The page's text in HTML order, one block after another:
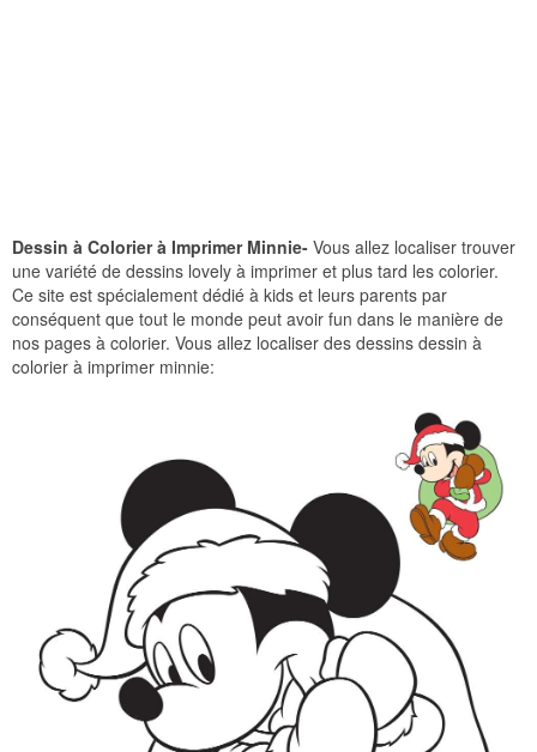
Dessin à Colorier à Imprimer Minnie- Vous allez localiser trouver
une variété de dessins lovely à imprimer et plus tard les colorier.
Ce site est spécialement dédié à kids et leurs parents par
conséquent que tout le monde peut avoir fun dans le manière de
nos pages à colorier. Vous allez localiser des dessins dessin à
colorier à imprimer minnie: